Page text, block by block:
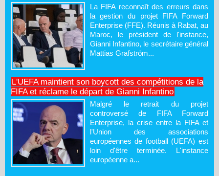
La FIFA reconnaît des erreurs dans
la gestion du projet FIFA Forward
Enterprise (FFE). Réunis à Rabat, au
Maroc, le président de l'instance,
Gianni Infantino, le secrétaire général
Mattias Grafström...
L'UEFA maintient son boycott des compétitions de la
FIFA et réclame le départ de Gianni Infantino
Malgré le retrait du projet
controversé de FIFA Forward
Enterprise, la crise entre la FIFA et
l'Union des associations
européennes de football (UEFA) est
loin d'être terminée. L'instance
européenne a...